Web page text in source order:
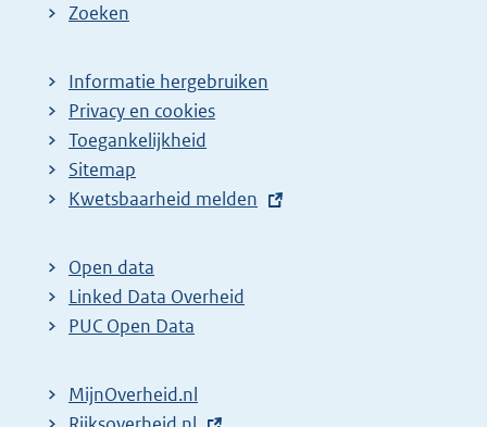
Zoeken
Informatie hergebruiken
Privacy en cookies
Toegankelijkheid
Sitemap
E
t
e
r
l
Kwetsbaarheid melden
Open data
Linked Data Overheid
PUC Open Data
MijnOverheid.nl